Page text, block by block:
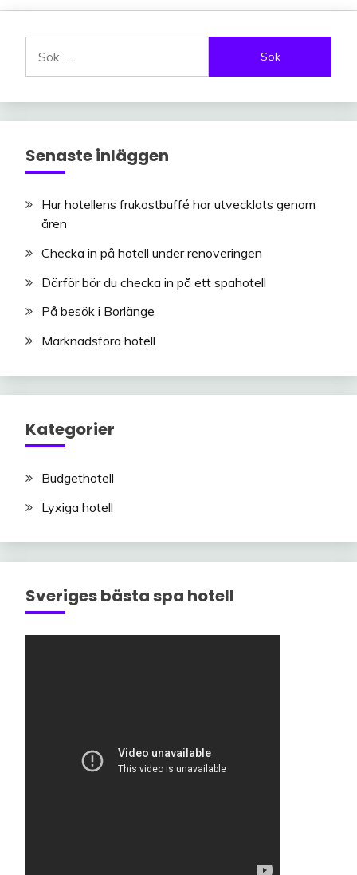
efter:
Senaste inläggen
Hur hotellens frukostbuffé har utvecklats genom
åren
Checka in på hotell under renoveringen
Därför bör du checka in på ett spahotell
På besök i Borlänge
Marknadsföra hotell
Kategorier
Budgethotell
Lyxiga hotell
Sveriges bästa spa hotell